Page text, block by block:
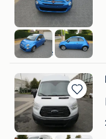
in
Mijn
Favorieten
Marnix
Diksmuide
Bewaren
in
Mijn
Favorieten